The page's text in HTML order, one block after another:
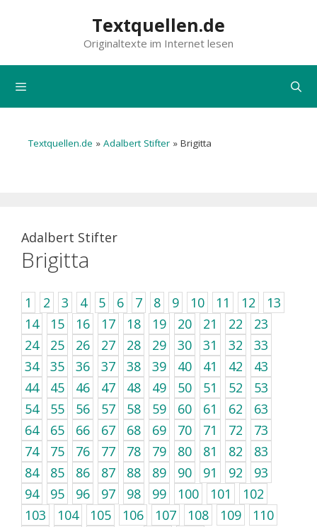
Textquellen.de
Originaltexte im Internet lesen
Textquellen.de » Adalbert Stifter » Brigitta
Adalbert Stifter
Brigitta
1 2 3 4 5 6 7 8 9 10 11 12
13
14
15 16 17 18 19 20 21 22
23
24
25 26 27 28 29 30 31 32
33
34
35 36 37 38 39 40 41 42
43
44
45 46 47 48 49 50 51 52
53
54
55 56 57 58 59 60 61 62
63
64
65 66 67 68 69 70 71 72
73
74
75 76 77 78 79 80 81 82
83
84
85 86 87 88 89 90 91 92
93
94
95 96 97 98 99 100 101
102
103
104 105 106 107 108 109
110